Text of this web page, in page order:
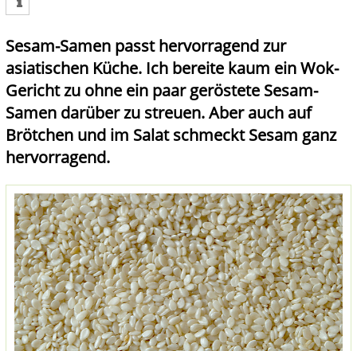
Sesam-Samen passt hervorragend zur
asiatischen Küche. Ich bereite kaum ein Wok-
Gericht zu ohne ein paar geröstete Sesam-
Samen darüber zu streuen. Aber auch auf
Brötchen und im Salat schmeckt Sesam ganz
hervorragend.